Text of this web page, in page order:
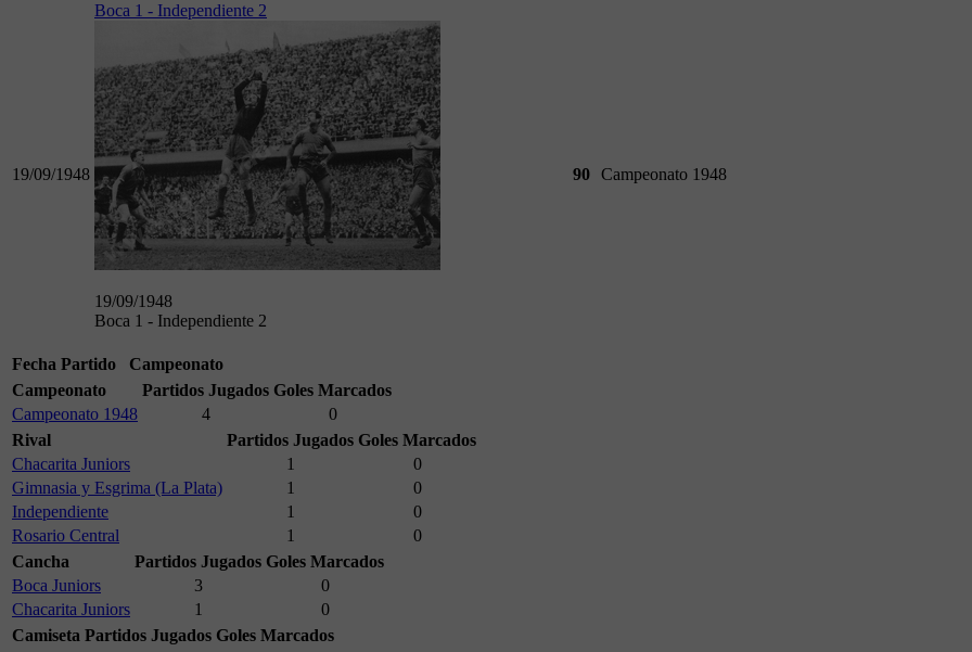
19/09/1948
Boca 1 - Independiente 2
19/09/1948
Boca 1 - Independiente 2
90 Campeonato 1948
Fecha Partido
Campeonato
Campeonato
Partidos Jugados Goles Marcados
Campeonato 1948
4
0
Rival
Partidos Jugados Goles Marcados
Chacarita Juniors
1
0
Gimnasia y Esgrima (La Plata)
1
0
Independiente
1
0
Rosario Central
1
0
Cancha
Partidos Jugados Goles Marcados
Boca Juniors
3
0
Chacarita Juniors
1
0
Camiseta Partidos Jugados Goles Marcados